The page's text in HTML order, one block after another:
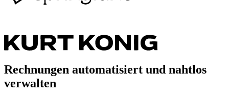
Rechnungen automatisiert und nahtlos
verwalten